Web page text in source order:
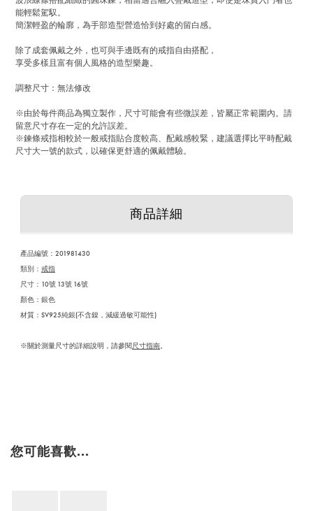
能輕鬆駕馭。
簡潔輕盈的輪廓，為手部造型營造恰到好處的留白感。
除了成套佩戴之外，也可與手邊既有的戒指自由搭配，
享受多樣且富有個人風格的造型樂趣。
調整尺寸：無法修改
※由於每件商品為獨立製作，尺寸可能會有些微誤差，皆屬正常範圍內。請
留意尺寸存在一定的允許誤差。
※鍊條戒指相較於一般戒指貼合度較高、配戴感較緊，建議選擇比平時配戴
尺寸大一號的款式，以確保更舒適的佩戴體驗。
商品詳細
產品編號： 201981430
類別： 戒指
尺寸：10號 13號 16號
顏色：銀色
材質：SV925純銀(不含鎳，減緩過敏可能性)
※關於測量尺寸的詳細說明，請參閱尺寸指南。
您可能喜歡...